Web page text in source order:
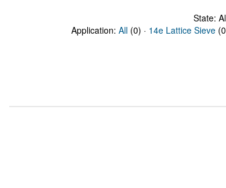
State:
Application: All (0) · 14e Lattice Sieve